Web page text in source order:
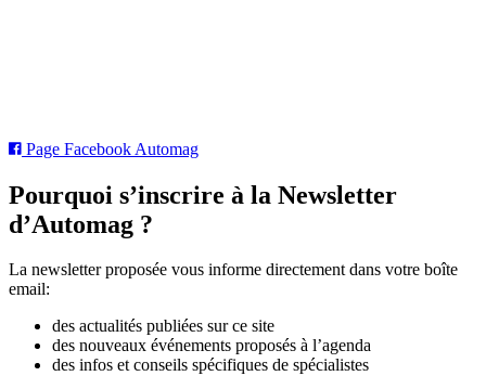
Page Facebook Automag
Pourquoi s’inscrire à la Newsletter
d’Automag ?
La newsletter proposée vous informe directement dans votre boîte
email:
des actualités publiées sur ce site
des nouveaux événements proposés à l’agenda
des infos et conseils spécifiques de spécialistes